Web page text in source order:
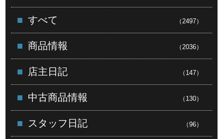
すべて （2497）
商品情報 （2036）
店主日記 （147）
中古商品情報 （130）
スタッフ日記 （96）